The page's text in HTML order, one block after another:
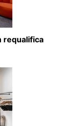
requalifica